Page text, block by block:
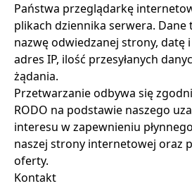
Państwa przeglądarkę
plikach dziennika serwera. Dane
nazwę odwiedzanej strony, datę
adres IP, ilość przesyłanych
żądania.
Przetwarzanie odbywa się
RODO na podstawie naszego
interesu w zapewnieniu
naszej strony internetowej oraz
oferty.
Kontakt